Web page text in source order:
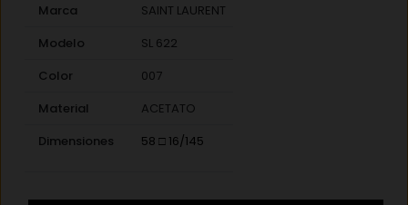
Marca
SAINT LAURENT
Modelo
SL 622
Color
007
Material
ACETATO
Dimensiones
58 □ 16/145